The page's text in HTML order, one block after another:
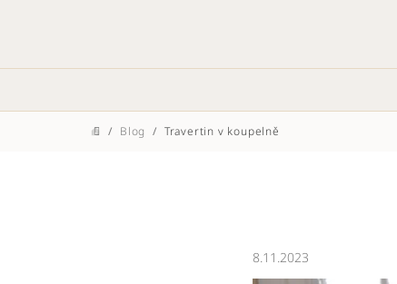
Domů
/ Blog / Travertin v koupelně
8.11.2023